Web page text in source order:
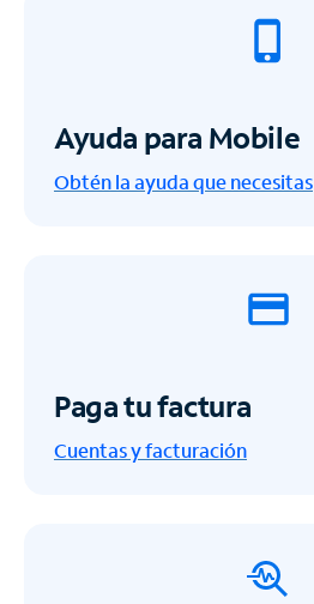
Ayuda para Mobile
Obtén la ayuda que necesitas
Paga tu factura
Cuentas y facturación